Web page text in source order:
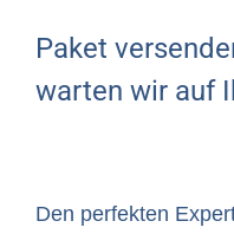
Paket
warten wir auf
Den perfekten